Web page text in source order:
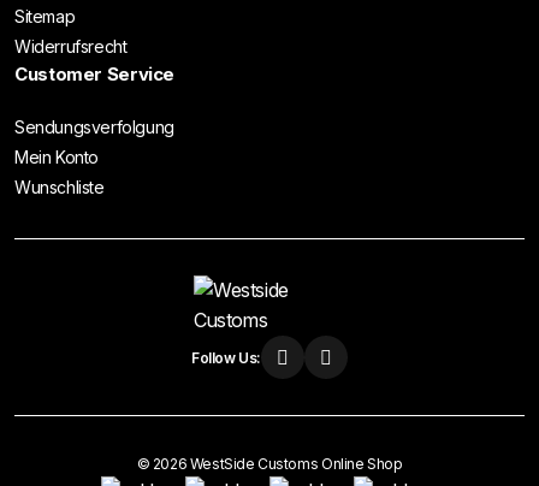
Sitemap
Widerrufsrecht
Customer Service
Sendungsverfolgung
Mein Konto
Wunschliste
Follow Us:
© 2026 WestSide Customs Online Shop